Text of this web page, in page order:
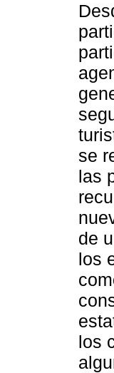
se
las
de
los
los